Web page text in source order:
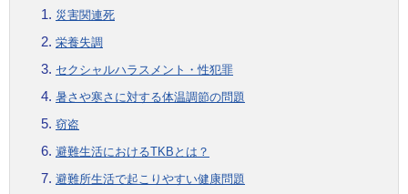
災害関連死
栄養失調
セクシャルハラスメント・性犯罪
暑さや寒さに対する体温調節の問題
窃盗
避難生活におけるTKBとは？
避難所生活で起こりやすい健康問題